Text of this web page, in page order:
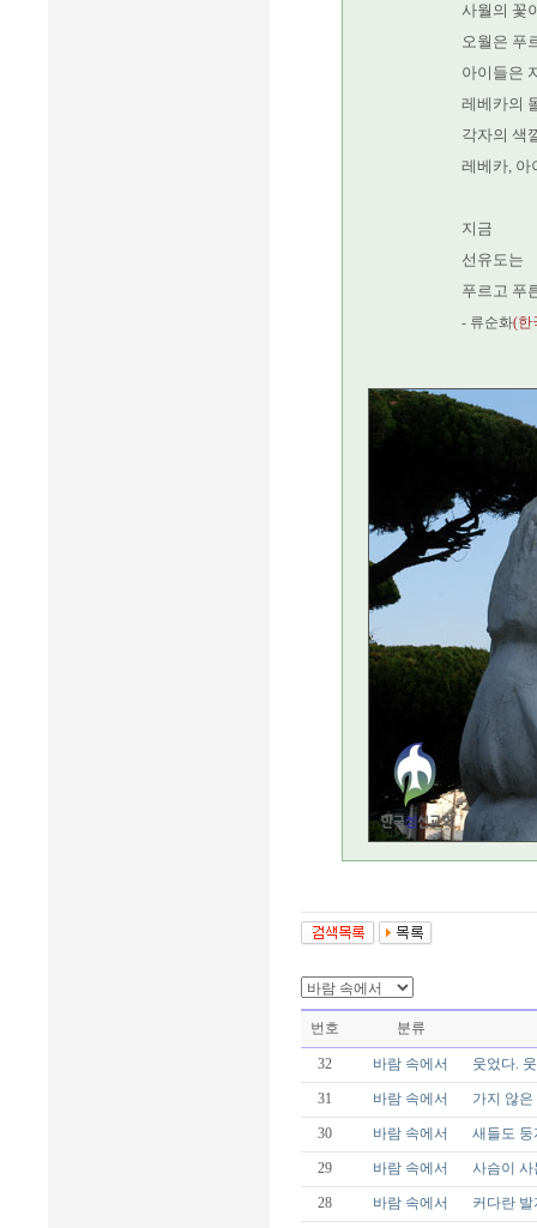
사월의 꽃
오월은 푸
아이들은
레베카의
각자의 색
레베카, 아
지금
선유도는
푸르고 푸
- 류순화(한
번호 분류
32 바람 속에서 웃었다.
31 바람 속에서 가지 않은
30 바람 속에서 새들도
29 바람 속에서 사슴이 사
28 바람 속에서 커다란 발